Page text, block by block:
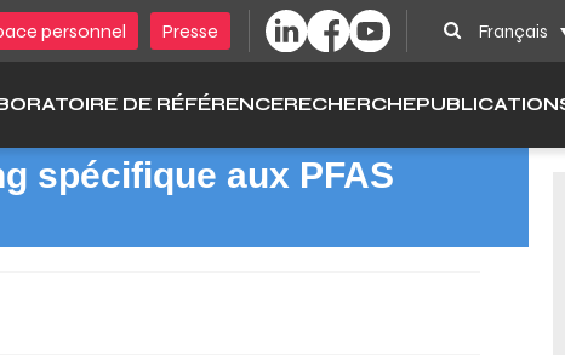
personnel Presse Search
Français
DE RÉFÉRENCERECHERCHE
spécifique aux PFAS